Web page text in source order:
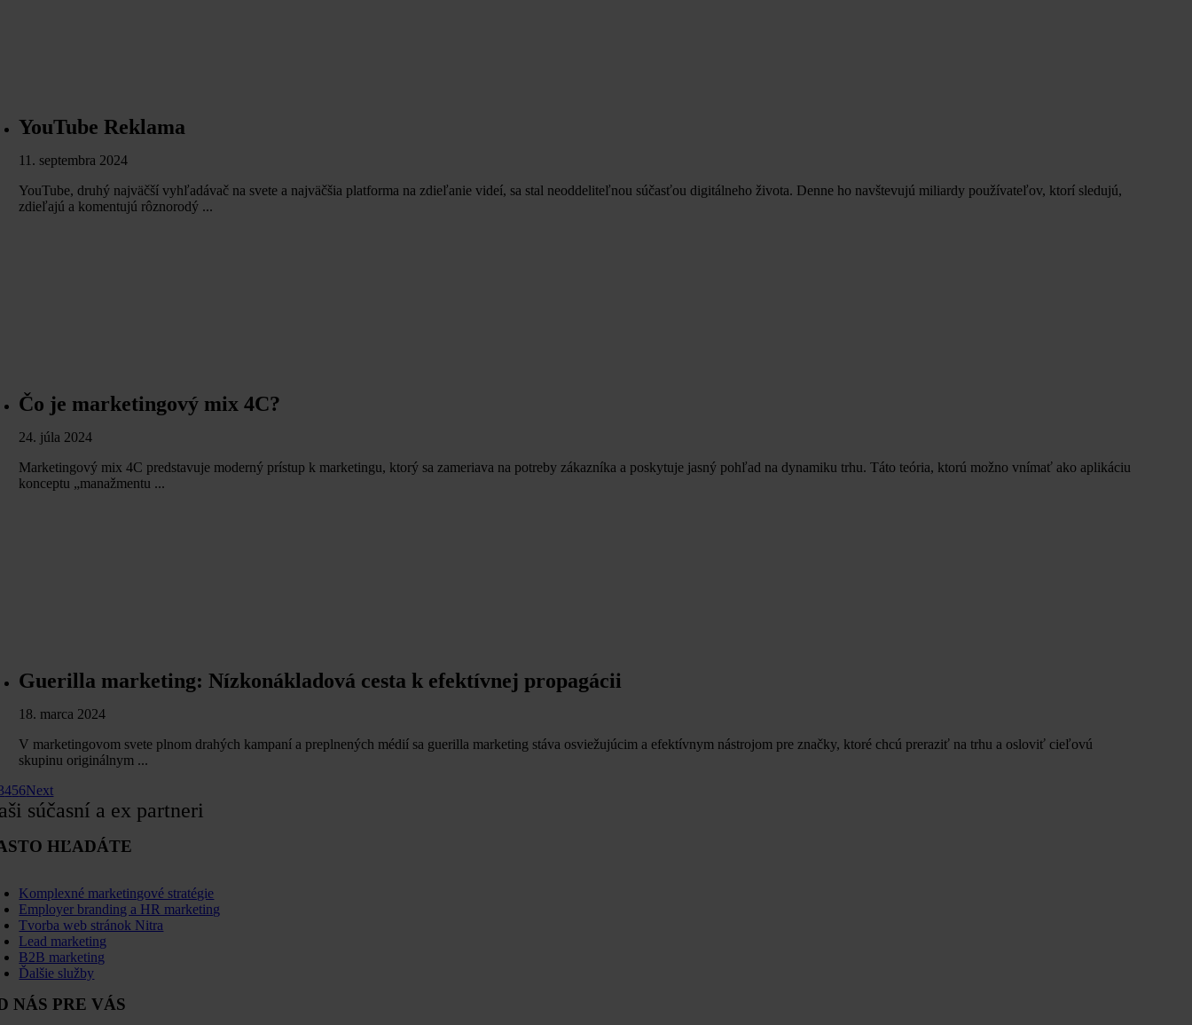
YouTube Reklama
11. septembra 2024
YouTube, druhý najväčší vyhľadávač na svete a najväčšia platforma na zdieľanie videí, sa stal neoddeliteľnou súčasťou digitálneho života. Denne ho navštevujú miliardy používateľov, ktorí sledujú,
zdieľajú a komentujú rôznorodý ...
Čo je marketingový mix 4C?
24. júla 2024
Marketingový mix 4C predstavuje moderný prístup k marketingu, ktorý sa zameriava na potreby zákazníka a poskytuje jasný pohľad na dynamiku trhu. Táto teória, ktorú možno vnímať ako aplikáciu
konceptu „manažmentu ...
Guerilla marketing: Nízkonákladová cesta k efektívnej propagácii
18. marca 2024
V marketingovom svete plnom drahých kampaní a preplnených médií sa guerilla marketing stáva osviežujúcim a efektívnym nástrojom pre značky, ktoré chcú preraziť na trhu a osloviť cieľovú
skupinu originálnym ...
456Next
súčasní a ex partneri
HĽADÁTE
Komplexné marketingové stratégie
Employer branding a HR marketing
Tvorba web stránok Nitra
Lead marketing
B2B marketing
Ďalšie služby
NÁS PRE VÁS